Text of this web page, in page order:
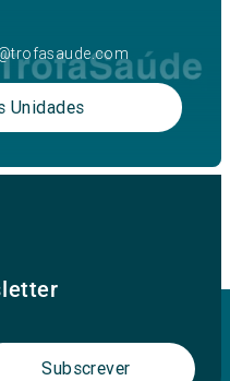
Unidades
Subscrever